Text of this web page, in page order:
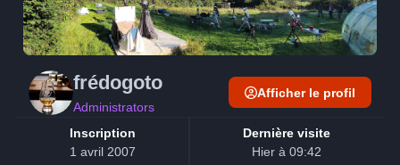
frédogoto
Administrators
Inscription
1 avril 2007
Dernière visite
Hier à 09:42
Afficher le profil